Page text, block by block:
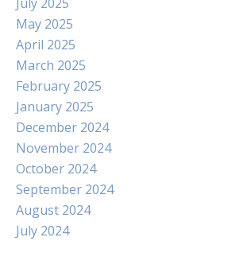
May 2025
April 2025
March 2025
February 2025
January 2025
December 2024
November 2024
October 2024
September 2024
August 2024
July 2024